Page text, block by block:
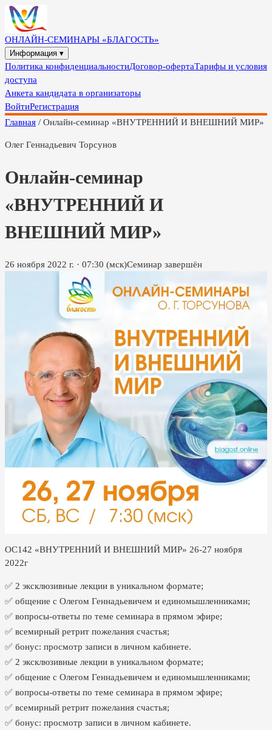
ОНЛАЙН-СЕМИНАРЫ «БЛАГОСТЬ»
Информация ▾
Политика конфиденциальностиДоговор-офертаТарифы и условия
доступа
Анкета кандидата в организаторы
ВойтиРегистрация
Главная / Онлайн-семинар «ВНУТРЕННИЙ И ВНЕШНИЙ МИР»
Олег Геннадьевич Торсунов
Онлайн-семинар
«ВНУТРЕННИЙ И
ВНЕШНИЙ МИР»
26 ноября 2022 г. · 07:30 (мск)Семинар завершён
ОС142 «ВНУТРЕННИЙ И ВНЕШНИЙ МИР» 26-27 ноября
2022г
✅ 2 эксклюзивные лекции в уникальном формате;
✅ общение с Олегом Геннадьевичем и единомышленниками;
✅ вопросы-ответы по теме семинара в прямом эфире;
✅ всемирный ретрит пожелания счастья;
✅ бонус: просмотр записи в личном кабинете.
✅ 2 эксклюзивные лекции в уникальном формате;
✅ общение с Олегом Геннадьевичем и единомышленниками;
✅ вопросы-ответы по теме семинара в прямом эфире;
✅ всемирный ретрит пожелания счастья;
✅ бонус: просмотр записи в личном кабинете.